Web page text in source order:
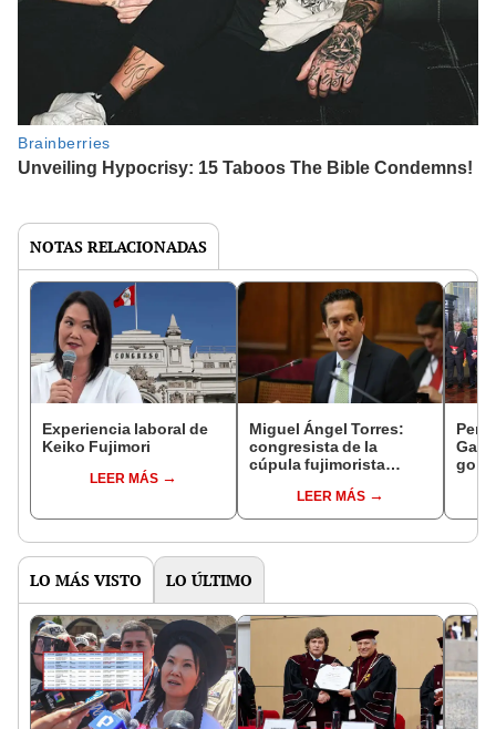
NOTAS RELACIONADAS
Experiencia laboral de
Keiko Fujimori
LEER MÁS
Miguel Ángel Torres:
congresista de la
cúpula fujimorista
del SenadoLEER MÁS
LO MÁS VISTO LO ÚLTIMO